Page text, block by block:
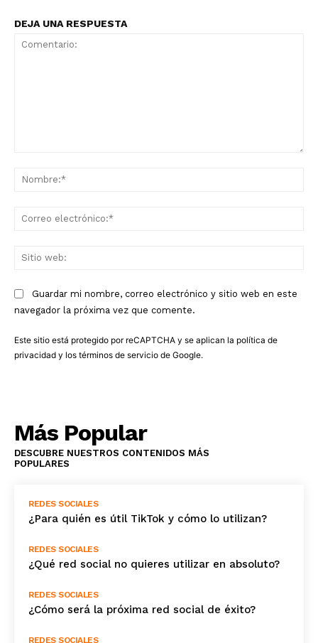
DEJA UNA RESPUESTA
Guardar mi nombre, correo electrónico y sitio web en este
navegador la próxima vez que comente.
Este sitio está protegido por reCAPTCHA y se aplican la política de
privacidad y los términos de servicio de Google.
Más Popular
DESCUBRE NUESTROS CONTENIDOS MÁS
POPULARES
REDES SOCIALES
¿Para quién es útil TikTok y cómo lo utilizan?
REDES SOCIALES
¿Qué red social no quieres utilizar en absoluto?
REDES SOCIALES
¿Cómo será la próxima red social de éxito?
REDES SOCIALES